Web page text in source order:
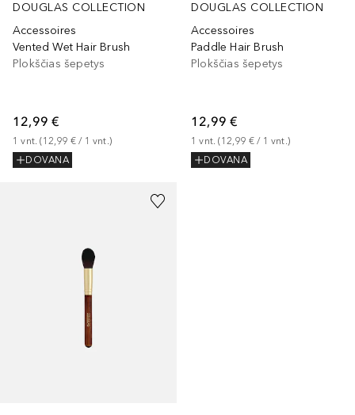
DOUGLAS COLLECTION
Accessoires
Vented Wet Hair Brush
Plokščias šepetys
12,99 €
1 vnt. (12,99 € / 1 vnt.)
DOVANA
DOUGLAS COLLECTION
Accessoires
Paddle Hair Brush
Plokščias šepetys
12,99 €
1 vnt. (12,99 € / 1 vnt.)
DOVANA